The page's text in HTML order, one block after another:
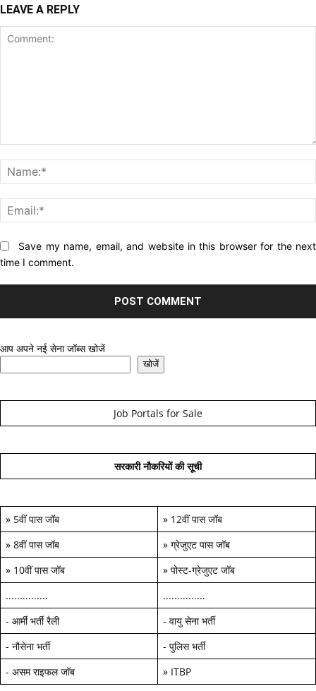
LEAVE A REPLY
Website:Save my name, email, and website in this browser for the next
time I comment.
आप अपने नई सेना जॉब्स खोजें
खोजें
Job Portals for Sale
सरकारी नौकरियों की सूची
» 5वीं पास जॉब » 12वीं पास जॉब
» 8वीं पास जॉब » ग्रेजुएट पास जॉब
» 10वीं पास जॉब » पोस्ट-ग्रेजुएट जॉब
...............
...............
- आर्मी भर्ती रैली - वायु सेना भर्ती
- नौसेना भर्ती - पुलिस भर्ती
- असम राइफल जॉब » ITBP